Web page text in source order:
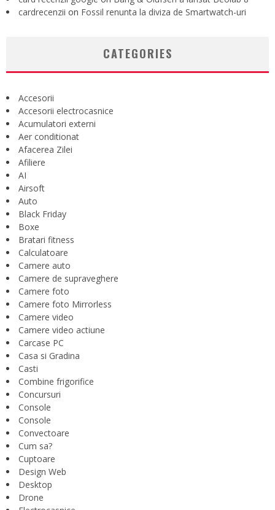
cardrecenzii on Fossil renunta la diviza de Smartwatch-uri
CATEGORIES
Accesorii
Accesorii electrocasnice
Acumulatori externi
Aer conditionat
Afacerea Zilei
Afiliere
AI
Airsoft
Auto
Black Friday
Boxe
Bratari fitness
Calculatoare
Camere auto
Camere de supraveghere
Camere foto
Camere foto Mirrorless
Camere video
Camere video actiune
Carcase PC
Casa si Gradina
Casti
Combine frigorifice
Concursuri
Console
Console
Convectoare
Cum sa?
Cuptoare
Design Web
Desktop
Drone